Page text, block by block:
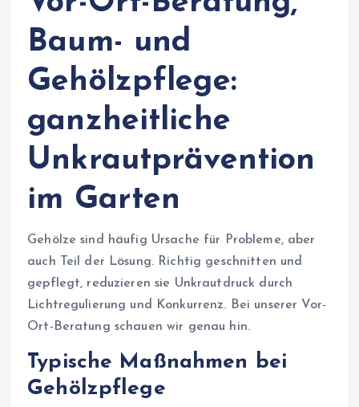
Baum- und
Gehölzpflege:
ganzheitliche
Unkrautprävention
im Garten
Gehölze sind häufig Ursache für Probleme, aber
auch Teil der Lösung. Richtig geschnitten und
gepflegt, reduzieren sie Unkrautdruck durch
Lichtregulierung und Konkurrenz. Bei unserer Vor-
Ort-Beratung schauen wir genau hin.
Typische Maßnahmen bei
Gehölzpflege